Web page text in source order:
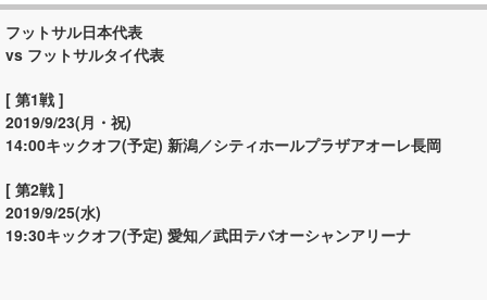
フットサル日本代表
vs フットサルタイ代表
[ 第1戦 ]
2019/9/23(月・祝)
14:00キックオフ(予定) 新潟／シティホールプラザアオーレ長岡
[ 第2戦 ]
2019/9/25(水)
19:30キックオフ(予定) 愛知／武田テバオーシャンアリーナ